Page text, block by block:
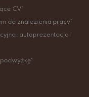
CV”
do znalezienia pracy”
autoprezentacja i